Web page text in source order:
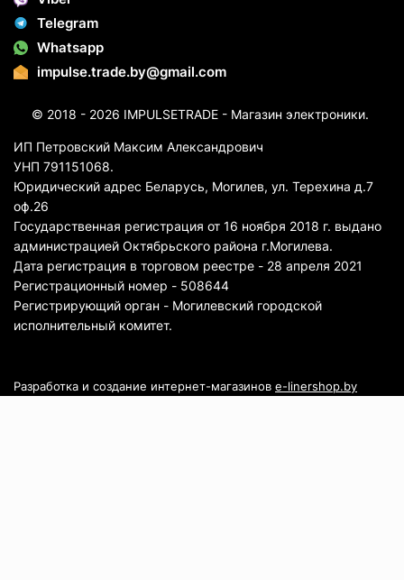
Telegram
Whatsapp
impulse.trade.by@gmail.com
© 2018 - 2026 IMPULSETRADE - Магазин электроники.
ИП Петровский Максим Александрович
УНП 791151068.
Юридический адрес Беларусь, Могилев, ул. Терехина д.7
оф.26
Государственная регистрация от 16 ноября 2018 г. выдано
администрацией Октябрьского района г.Могилева.
Дата регистрация в торговом реестре - 28 апреля 2021
Регистрационный номер - 508644
Регистрирующий орган - Могилевский городской
исполнительный комитет.
Разработка и создание интернет-магазинов e-linershop.by